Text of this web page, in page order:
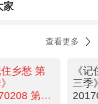
家
查看更多
住乡愁 第
第二
《
三季